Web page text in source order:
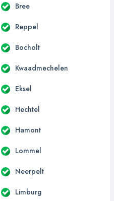
Bree
Reppel
Bocholt
Kwaadmechelen
Eksel
Hechtel
Hamont
Lommel
Neerpelt
Limburg